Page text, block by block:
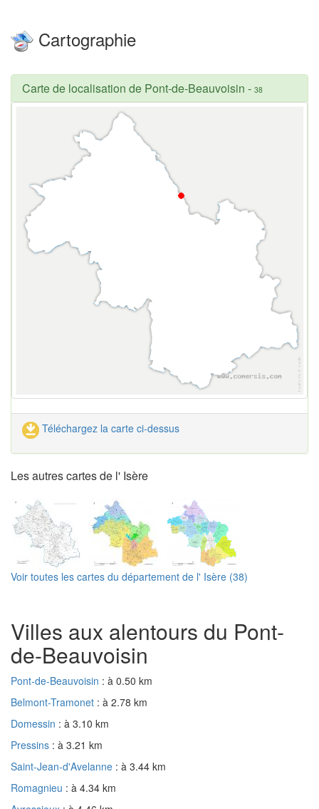
Cartographie
Carte de localisation de Pont-de-Beauvoisin - 38
Téléchargez la carte ci-dessus
Les autres cartes de l' Isère
Voir toutes les cartes du département de l' Isère (38)
Villes aux alentours du Pont-
de-Beauvoisin
Pont-de-Beauvoisin : à 0.50 km
Belmont-Tramonet : à 2.78 km
Domessin : à 3.10 km
Pressins : à 3.21 km
Saint-Jean-d'Avelanne : à 3.44 km
Romagnieu : à 4.34 km